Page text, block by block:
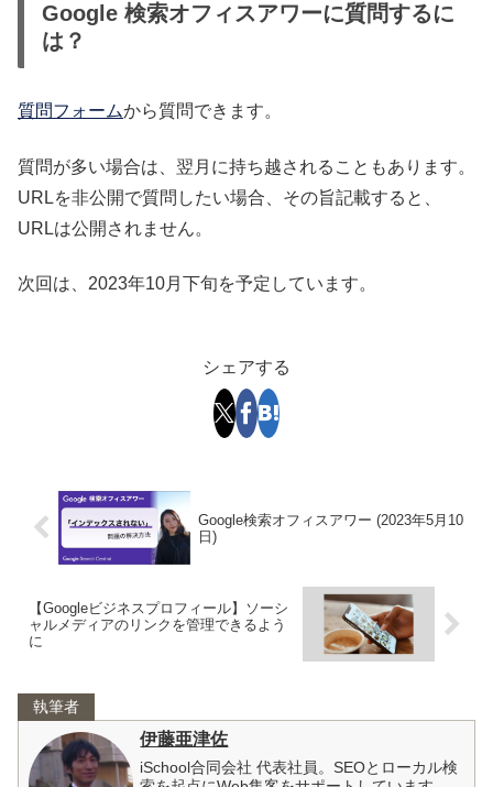
Google 検索オフィスアワーに質問するに
は？
質問フォームから質問できます。
質問が多い場合は、翌月に持ち越されることもあります。
URLを非公開で質問したい場合、その旨記載すると、
URLは公開されません。
次回は、2023年10月下旬を予定しています。
シェアする
Google検索オフィスアワー (2023年5月10
日)
【Googleビジネスプロフィール】ソーシ
ャルメディアのリンクを管理できるよう
に
執筆者
伊藤亜津佐
iSchool合同会社 代表社員。SEOとローカル検